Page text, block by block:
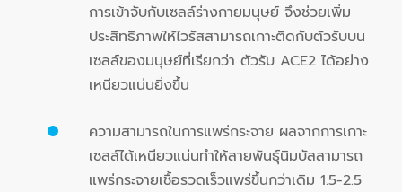
การเข้าจับกับเซลล์ร่างกายมนุษย์ จึงช่วยเพิ่ม
ประสิทธิภาพให้ไวรัสสามารถเกาะติดกับตัวรับบน
เซลล์ของมนุษย์ที่เรียกว่า ตัวรับ ACE2 ได้อย่าง
เหนียวแน่นยิ่งขึ้น
ความสามารถในการแพร่กระจาย ผลจากการเกาะ
เซลล์ได้เหนียวแน่นทำให้สายพันธุ์นิมบัสสามารถ
แพร่กระจายเชื้อรวดเร็วแพร่ขึ้นกว่าเดิม 1.5-2.5